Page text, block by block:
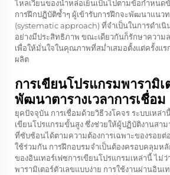
ไหลเวียนของน้ำหล่อเย็นเป็นไปตามข้อกำหน
การฝึกปฏิบัติซ้ำๆ ผู้เข้ารับการฝึกจะพัฒนาแนว
(systematic approach) ที่จำเป็นในการดำเนิ
อย่างมีประสิทธิภาพ ขณะเดียวกันก็รักษาความ
เพื่อให้มั่นใจในคุณภาพที่สม่ำเสมอตั้งแต่ครั้งแ
ผลิต
การเขียนโปรแกรมพารามิเ
พัฒนาตารางเวลาการเชื่อม
ยุคปัจจุบัน การเชื่อมด้วยวิธีวงโคจรระบบเหล่า
เขียนโปรแกรมขั้นสูง ซึ่งช่วยให้ผู้ปฏิบัติงานสาม
ที่ซับซ้อนได้ตามความต้องการเฉพาะของรอยต่
ใช้ร่วมกัน การฝึกอบรมจำเป็นต้องครอบคลุมหลั
ของอินเทอร์เฟซการเขียนโปรแกรมเหล่านี้ ไม่
พารามิเตอร์ตัวเลขแบบง่าย การใช้งานผ่านอิน